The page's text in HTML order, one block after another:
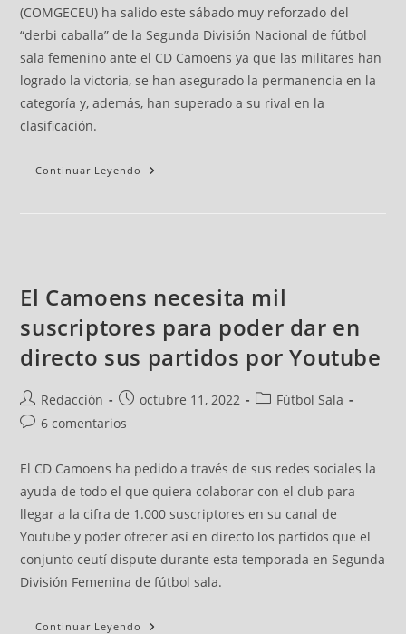
(COMGECEU) ha salido este sábado muy reforzado del
“derbi caballa” de la Segunda División Nacional de fútbol
sala femenino ante el CD Camoens ya que las militares han
logrado la victoria, se han asegurado la permanencia en la
categoría y, además, han superado a su rival en la
clasificación.
Continuar Leyendo
El Camoens necesita mil
suscriptores para poder dar en
directo sus partidos por Youtube
Redacción octubre 11, 2022
Fútbol Sala
6 comentarios
El CD Camoens ha pedido a través de sus redes sociales la
ayuda de todo el que quiera colaborar con el club para
llegar a la cifra de 1.000 suscriptores en su canal de
Youtube y poder ofrecer así en directo los partidos que el
conjunto ceutí dispute durante esta temporada en Segunda
División Femenina de fútbol sala.
Continuar Leyendo